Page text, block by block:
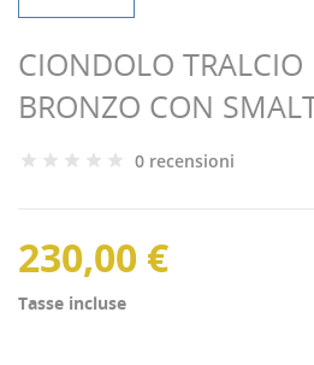
CIONDOLO TRALCIO
BRONZO CON
0 recensioni
230,00 €
Tasse incluse